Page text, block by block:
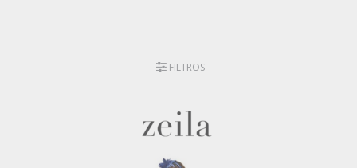
FILTROS